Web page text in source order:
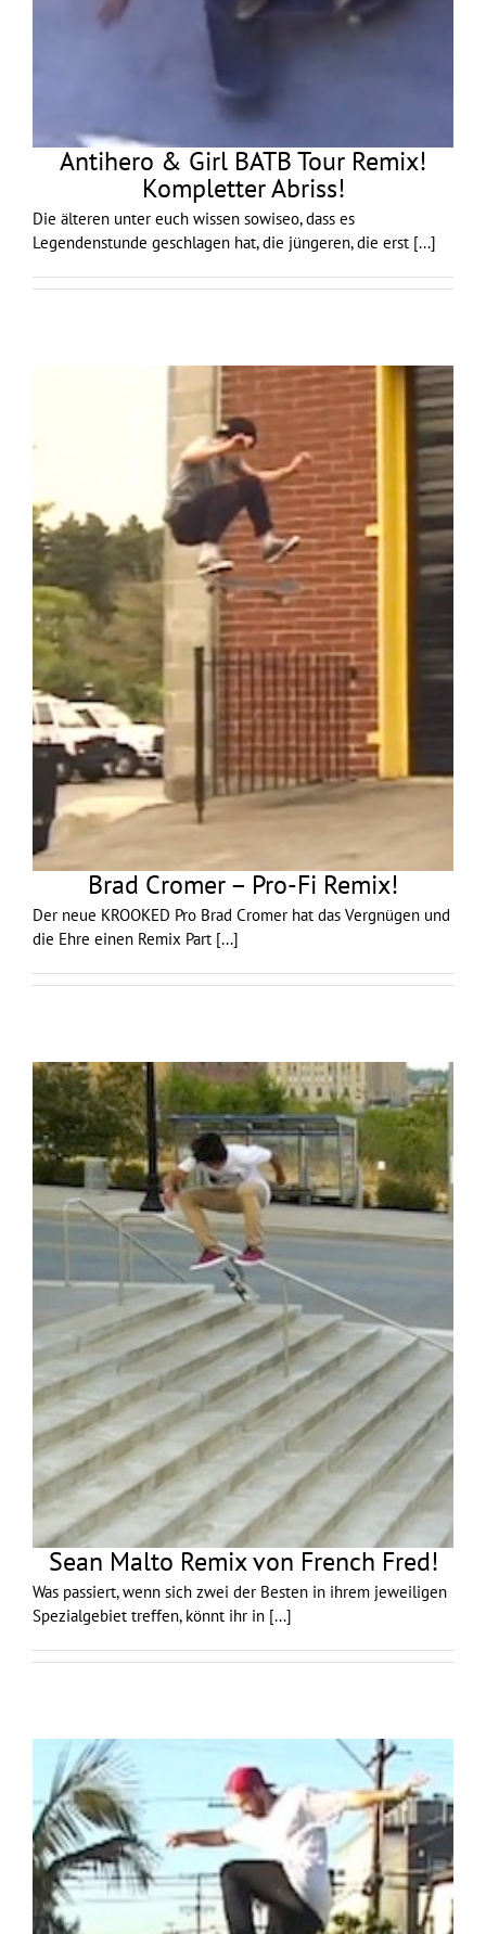
Antihero & Girl BATB Tour Remix!
Kompletter Abriss!
Die älteren unter euch wissen sowiseo, dass es
Legendenstunde geschlagen hat, die jüngeren, die erst [...]
Brad Cromer – Pro-Fi Remix!
Der neue KROOKED Pro Brad Cromer hat das Vergnügen und
die Ehre einen Remix Part [...]
Sean Malto Remix von French Fred!
Was passiert, wenn sich zwei der Besten in ihrem jeweiligen
Spezialgebiet treffen, könnt ihr in [...]